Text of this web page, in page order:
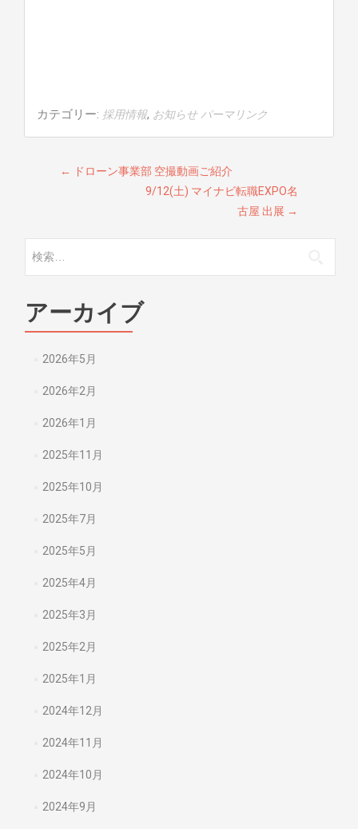
カテゴリー: 採用情報, お知らせ パーマリンク
投稿ナビゲーション
←
ドローン事業部 空撮動画ご紹介
9/12(土) マイナビ転職EXPO名
古屋 出展 →
アーカイブ
2026年5月
2026年2月
2026年1月
2025年11月
2025年10月
2025年7月
2025年5月
2025年4月
2025年3月
2025年2月
2025年1月
2024年12月
2024年11月
2024年10月
2024年9月